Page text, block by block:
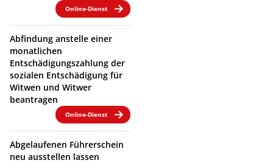
Online-Dienst
Abfindung anstelle einer
monatlichen
Entschädigungszahlung der
sozialen Entschädigung für
Witwen und Witwer
beantragen
Online-Dienst
Abgelaufenen Führerschein
neu ausstellen lassen